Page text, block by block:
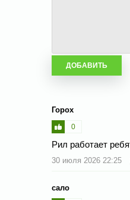
Горох
0
Рил работает
30 июля 2026 22:25
сало